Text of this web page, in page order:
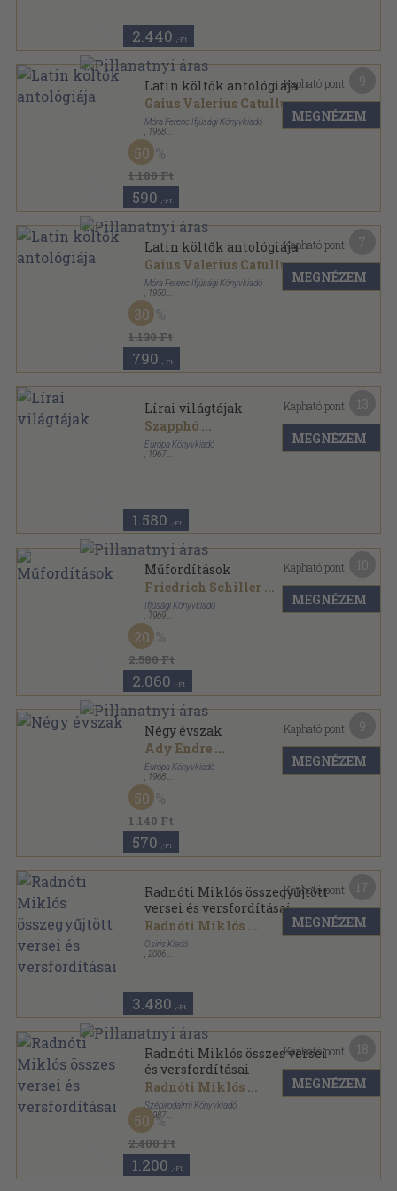
2.440 ,-Ft
Latin költők antológiája
Gaius Valerius Catullus...
Móra Ferenc Ifjúsági Könyvkiadó
1958
Fűzött keménykötés
A világirodalom gyöngyszemei sorozat
1.180 Ft
50
590 ,-Ft
Kapható pont:
MEGNÉZEM
Latin költők antológiája
Gaius Valerius Catullus...
Móra Ferenc Ifjúsági Könyvkiadó
1958
Fűzött papírkötés
A világirodalom gyöngyszemei sorozat
1.130 Ft
30
790 ,-Ft
Kapható pont:
MEGNÉZEM
Lírai világtájak
Szapphó ...
Európa Könyvkiadó
1967
1.580 ,-Ft
Kapható pont:
MEGNÉZEM
Műfordítások
Friedrich Schiller ...
Ifjúsági Könyvkiadó
1969
Fűzött kemény papírkötés
2.580 Ft
20
2.060 ,-Ft
Kapható pont:
MEGNÉZEM
Négy évszak
Ady Endre ...
Európa Könyvkiadó
1968
Nyl kötés
1.140 Ft
50
570 ,-Ft
Kapható pont:
MEGNÉZEM
Radnóti Miklós összegyűjtött
versei és versfordításai
Radnóti Miklós ...
Osiris Kiadó
2006
3.480 ,-Ft
Kapható pont:
MEGNÉZEM
Radnóti Miklós összes versei
és versfordításai
Radnóti Miklós ...
Szépirodalmi Könyvkiadó
, 1987
Vászon
Nagy Klasszikusok sorozat
2.400 Ft
50
1.200 ,-Ft
Kapható pont:
MEGNÉZEM